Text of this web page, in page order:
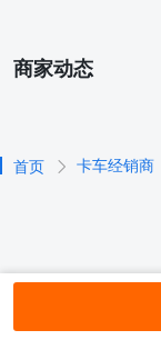
商家动态
首页 卡车经销商